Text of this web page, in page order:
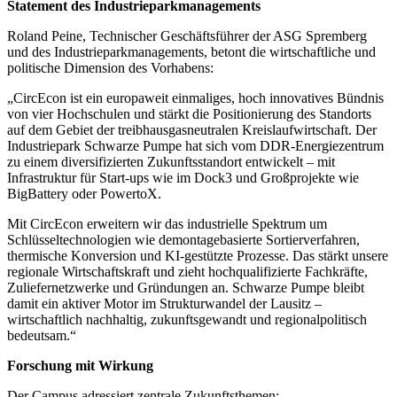
Statement des Industrieparkmanagements
Roland Peine, Technischer Geschäftsführer der ASG Spremberg
und des Industrieparkmanagements, betont die wirtschaftliche und
politische Dimension des Vorhabens:
„CircEcon ist ein europaweit einmaliges, hoch innovatives Bündnis
von vier Hochschulen und stärkt die Positionierung des Standorts
auf dem Gebiet der treibhausgasneutralen Kreislaufwirtschaft. Der
Industriepark Schwarze Pumpe hat sich vom DDR-Energiezentrum
zu einem diversifizierten Zukunftsstandort entwickelt – mit
Infrastruktur für Start-ups wie im Dock3 und Großprojekte wie
BigBattery oder PowertoX.
Mit CircEcon erweitern wir das industrielle Spektrum um
Schlüsseltechnologien wie demontagebasierte Sortierverfahren,
thermische Konversion und KI-gestützte Prozesse. Das stärkt unsere
regionale Wirtschaftskraft und zieht hochqualifizierte Fachkräfte,
Zuliefernetzwerke und Gründungen an. Schwarze Pumpe bleibt
damit ein aktiver Motor im Strukturwandel der Lausitz –
wirtschaftlich nachhaltig, zukunftsgewandt und regionalpolitisch
bedeutsam.“
Forschung mit Wirkung